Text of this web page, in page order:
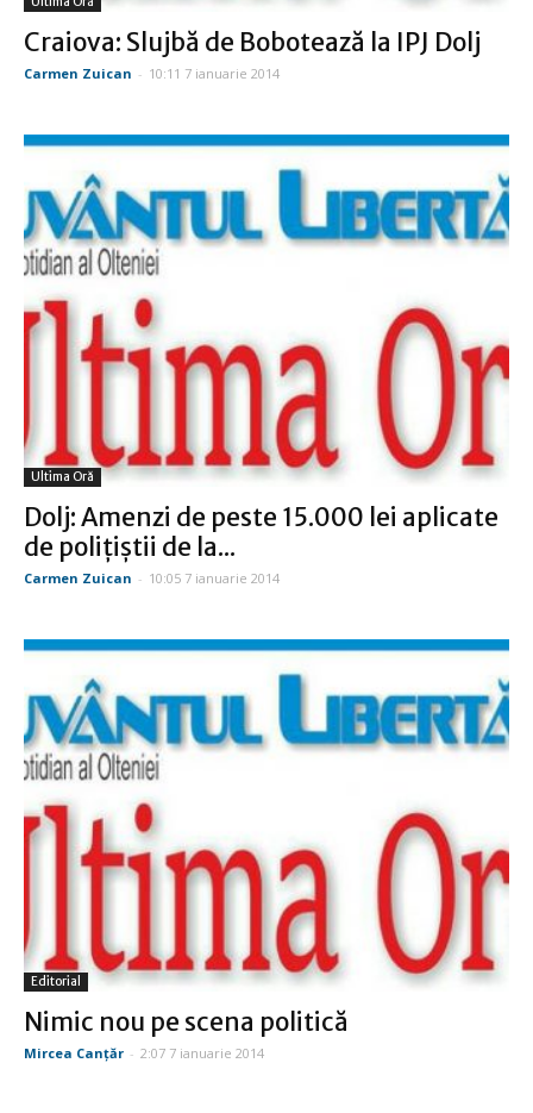
Craiova: Slujbă de Bobotează la IPJ Dolj
Carmen Zuican - 10:11 7 ianuarie 2014
Ultima Oră
Dolj: Amenzi de peste 15.000 lei aplicate
de polițiștii de la...
Carmen Zuican - 10:05 7 ianuarie 2014
Editorial
Nimic nou pe scena politică
Mircea Canţăr - 2:07 7 ianuarie 2014